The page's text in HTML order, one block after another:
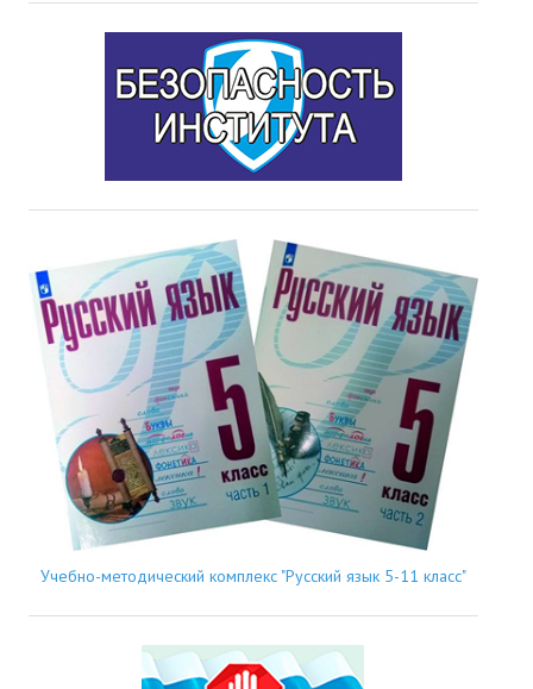
Учебно-методический комплекс "Русский язык 5-11 класс"